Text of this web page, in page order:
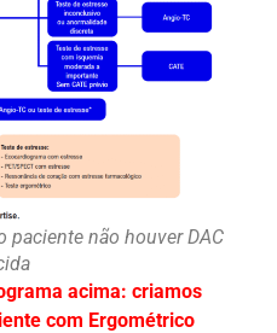
paciente não houver DAC
acima: criamos
com Ergométrico